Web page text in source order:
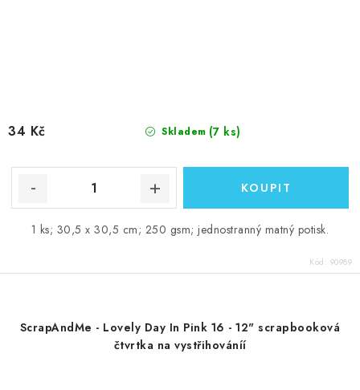
Skladem (7 ks)
34 Kč
1 ks; 30,5 x 30,5 cm; 250 gsm; jednostranný matný potisk.
Kód: 90989
ScrapAndMe - Lovely Day In Pink 16 - 12" scrapbooková
čtvrtka na vystřihováníí